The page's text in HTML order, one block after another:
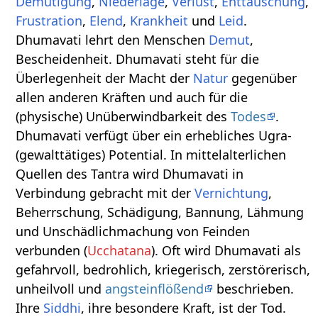
Frustration, Elend, Krankheit und Leid.
Dhumavati lehrt den Menschen Demut,
Bescheidenheit. Dhumavati steht für die
Überlegenheit der Macht der Natur gegenüber
allen anderen Kräften und auch für die
(physische) Unüberwindbarkeit desTodes
.
Dhumavati verfügt über ein erhebliches Ugra-
(gewalttätiges) Potential. In mittelalterlichen
Quellen des Tantra wird Dhumavati in
Verbindung gebracht mit derVernichtung,
Beherrschung, Schädigung, Bannung, Lähmung
und Unschädlichmachung von Feinden
verbunden (Ucchatana). Oft wird Dhumavati als
gefahrvoll, bedrohlich, kriegerisch, zerstörerisch,
unheilvoll und angsteinflößend
beschrieben.
Ihre Siddhi, ihre besondere Kraft, ist der Tod.